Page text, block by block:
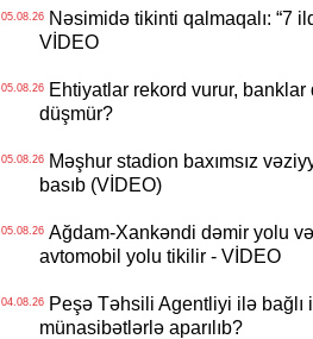
05.08.26Nəsimidə tikinti qalmaqalı: “7
VİDEO
05.08.26Ehtiyatlar rekord vurur, banklar
düşmür?
05.08.26Məşhur stadion baxımsız
basıb (VİDEO)
05.08.26Ağdam-Xankəndi dəmir yolu
avtomobil yolu tikilir - VİDEO
04.08.26Peşə Təhsili Agentliyi ilə bağlı
münasibətlərlə aparılıb?